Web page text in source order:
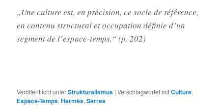
„Une culture est, en précision, ce socle de référence,
en contenu structural et occupation définie d’un
segment de l’espace-temps.“ (p. 202)
Veröffentlicht unterStrukturalismus |Verschlagwortet mitCulture,
Espace-Temps,Hermès,Serres